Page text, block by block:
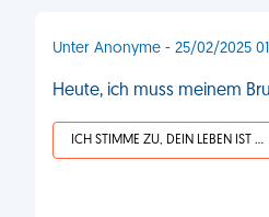
Unter Anonyme - 25/02/2025
Heute, ich muss meinem
ICH STIMME ZU, DEIN LEBEN IST SCHEISSE